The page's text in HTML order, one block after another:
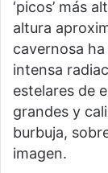
‘picos’ más
altura
cavernosa
intensa
estelares de
grandes y
burbuja,
imagen.